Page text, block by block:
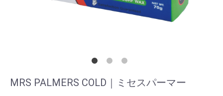
MRS PALMERS COLD｜ミセスパーマー